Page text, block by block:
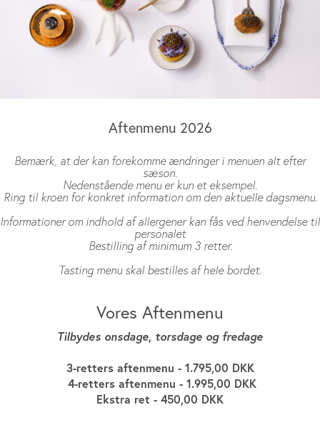
Aftenmenu 2026
Bemærk, at der kan forekomme ændringer i menuen alt efter
sæson.
Nedenstående menu er kun et eksempel.
Ring til kroen for konkret information om den aktuelle dagsmenu.
Informationer om indhold af allergener kan fås ved henvendelse til
personalet
Bestilling af minimum 3 retter.
Tasting menu skal bestilles af hele bordet.
Vores Aftenmenu
Tilbydes onsdage, torsdage og fredage
3-retters aftenmenu - 1.795,00 DKK
4-retters aftenmenu - 1.995,00 DKK
Ekstra ret - 450,00 DKK